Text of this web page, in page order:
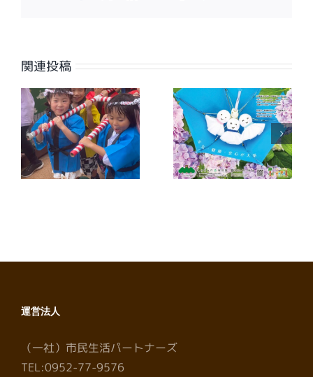
関連投稿
【広報誌】ワイ
ヤーさが2026
年7月号に掲載
しました
【広報誌】ワイ
ヤーさが2026
年6月号に掲載
しました
運営法人
（一社）市民生活パートナーズ
TEL:0952-77-9576